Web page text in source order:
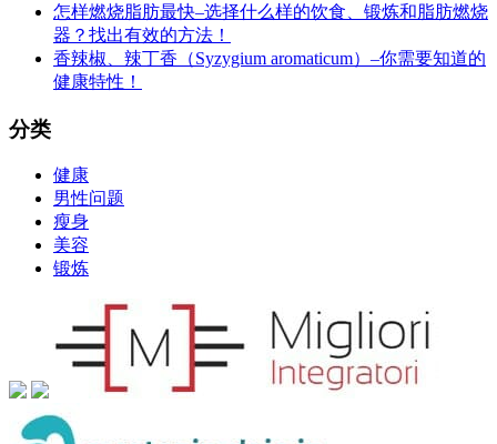
怎样燃烧脂肪最快–选择什么样的饮食、锻炼和脂肪燃烧
器？找出有效的方法！
香辣椒、辣丁香（Syzygium aromaticum）–你需要知道的
健康特性！
分类
健康
男性问题
瘦身
美容
锻炼